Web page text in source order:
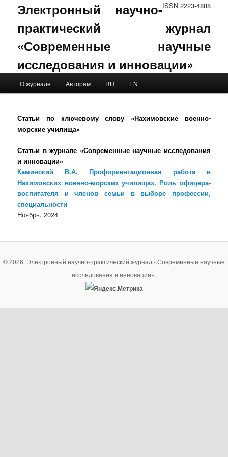
ISSN 2223-4888
Электронный научно-
практический журнал
«Современные научные
исследования и инновации»
Skip to primary content
Skip to secondary content
О журнале Авторам RU EN
Статьи по ключевому слову «Нахимовские военно-
морские училища»
Статьи в журнале «Современные научные исследования
и инновации»
Каминский В.А. Профориентационная работа в
Нахимовских военно-морских училищах. Роль офицера-
воспитателя и членов семьи в выборе профессии,
специальности
Ноябрь, 2024
© 2026. Электронный научно-практический журнал «Современные научные
исследования и инновации».